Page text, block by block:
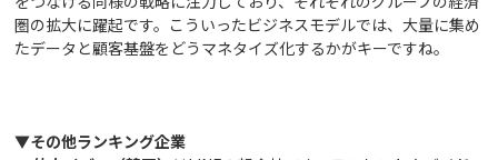
圏の拡大に躍起です。こういったビジネスモデルでは、大量に集め
たデータと顧客基盤をどうマネタイズ化するかがキーですね。
▼その他ランキング企業